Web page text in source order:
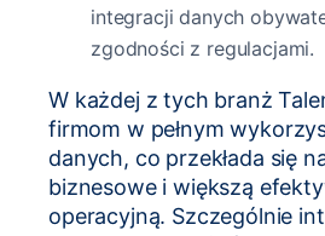
integracji danych
zgodności z regulacjami.
W każdej z tych branż
firmom w pełnym
danych, co przekłada się
biznesowe i większą
operacyjną. Szczególnie